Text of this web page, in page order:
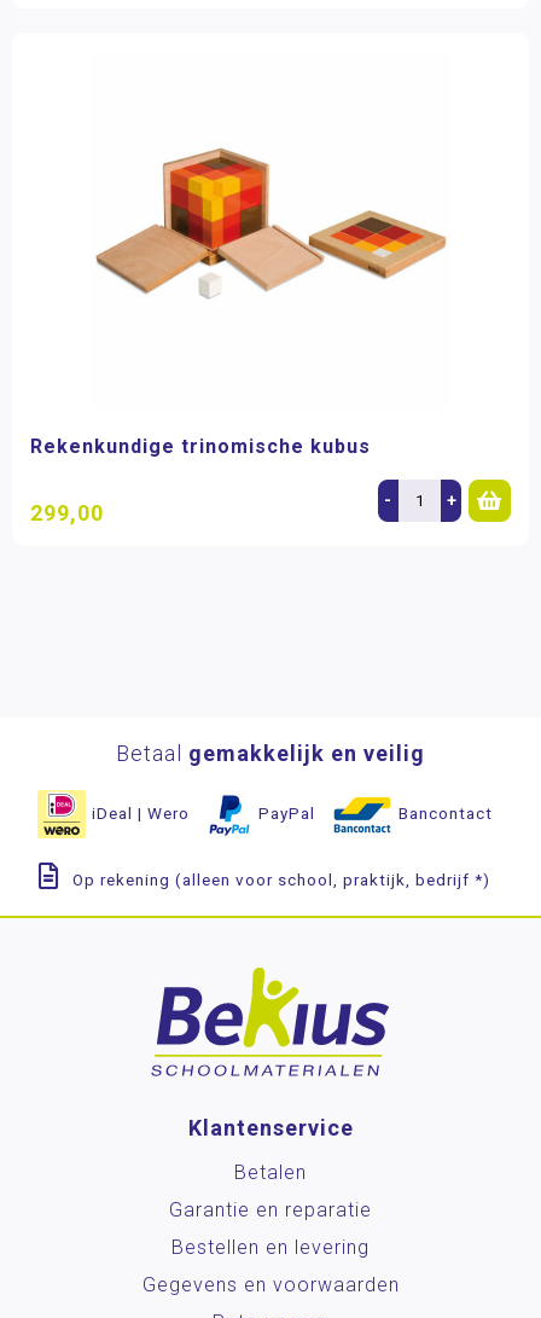
Rekenkundige trinomische kubus
299,00 - +
Betaal gemakkelijk en veilig
iDeal | Wero PayPal Bancontact
Op rekening (alleen voor school, praktijk, bedrijf *)
Klantenservice
Betalen
Garantie en reparatie
Bestellen en levering
Gegevens en voorwaarden